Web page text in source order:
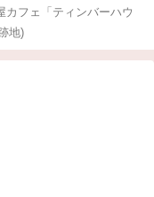
カフェ「ティンバーハウ
地)